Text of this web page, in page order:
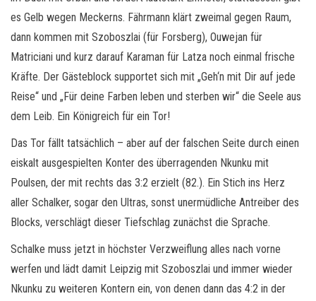
es Gelb wegen Meckerns. Fährmann klärt zweimal gegen Raum,
dann kommen mit Szoboszlai (für Forsberg), Ouwejan für
Matriciani und kurz darauf Karaman für Latza noch einmal frische
Kräfte. Der Gästeblock supportet sich mit „Geh‘n mit Dir auf jede
Reise“ und „Für deine Farben leben und sterben wir“ die Seele aus
dem Leib. Ein Königreich für ein Tor!
Das Tor fällt tatsächlich – aber auf der falschen Seite durch einen
eiskalt ausgespielten Konter des überragenden Nkunku mit
Poulsen, der mit rechts das 3:2 erzielt (82.). Ein Stich ins Herz
aller Schalker, sogar den Ultras, sonst unermüdliche Antreiber des
Blocks, verschlägt dieser Tiefschlag zunächst die Sprache.
Schalke muss jetzt in höchster Verzweiflung alles nach vorne
werfen und lädt damit Leipzig mit Szoboszlai und immer wieder
Nkunku zu weiteren Kontern ein, von denen dann das 4:2 in der